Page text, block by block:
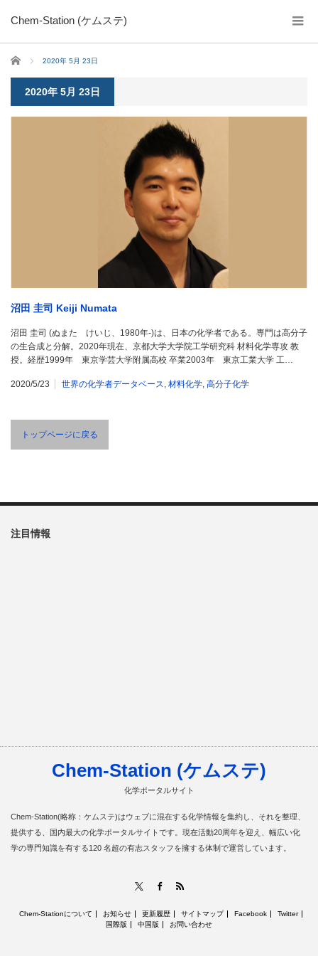
Chem-Station (ケムステ)
ホーム 2020年 5月 23日
2020年 5月 23日
沼田 圭司 Keiji Numata
沼田 圭司 (ぬまた けいじ、1980年-)は、日本の化学者である。専門は高分子
の生合成と分解。2020年現在、京都大学大学院工学研究科 材料化学専攻 教
授。経歴1999年 東京学芸大学附属高校 卒業2003年 東京工業大学 工…
2020/5/23 世界の化学者データベース 材料化学 高分子化学
トップページに戻る
注目情報
Chem-Station (ケムステ)
化学ポータルサイト
Chem-Station(略称：ケムステ)はウェブに混在する化学情報を集約し、それを整理、
提供する、国内最大の化学ポータルサイトです。現在活動20周年を迎え、幅広い化
学の専門知識を有する120 名超の有志スタッフを擁する体制で運営しています。
Facebook
Chem-Stationについて お知らせ 更新履歴 サイトマップ Facebook
Twitter
国際版
中国版 お問い合わせ